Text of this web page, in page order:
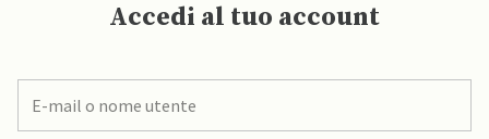
Accedi al tuo account